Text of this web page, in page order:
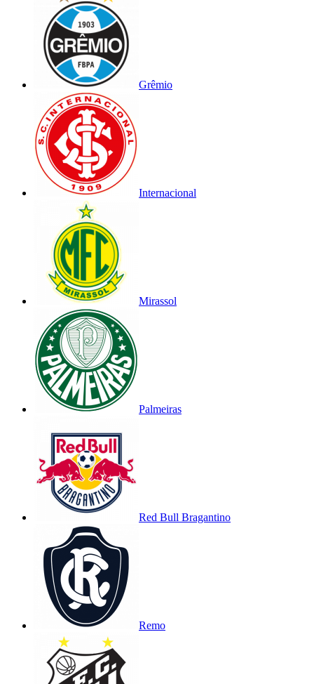
Grêmio
Internacional
Mirassol
Palmeiras
Red Bull Bragantino
Remo